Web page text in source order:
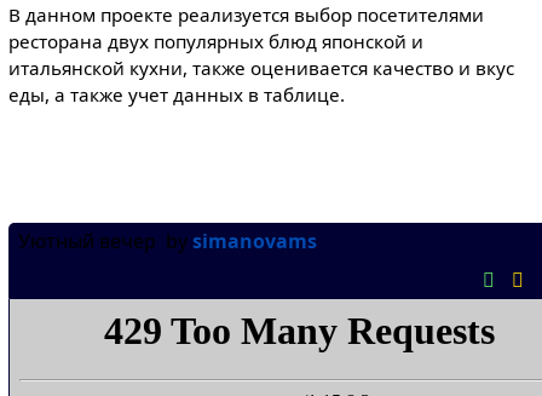
В данном проекте реализуется выбор посетителями
ресторана двух популярных блюд японской и
итальянской кухни, также оценивается качество и вкус
еды, а также учет данных в таблице.